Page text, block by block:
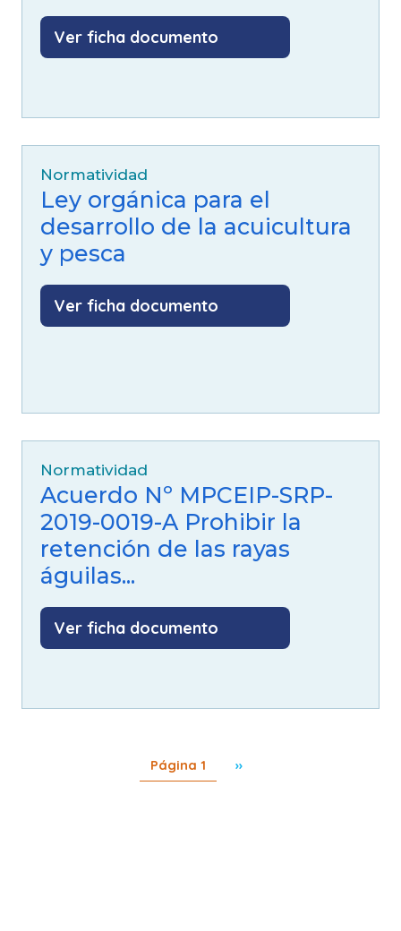
Ver ficha documento
Normatividad
Ley orgánica para el
desarrollo de la acuicultura
y pesca
Ver ficha documento
Normatividad
Acuerdo Nº MPCEIP-SRP-
2019-0019-A Prohibir la
retención de las rayas
águilas...
Ver ficha documento
Página 1 Siguiente página
››